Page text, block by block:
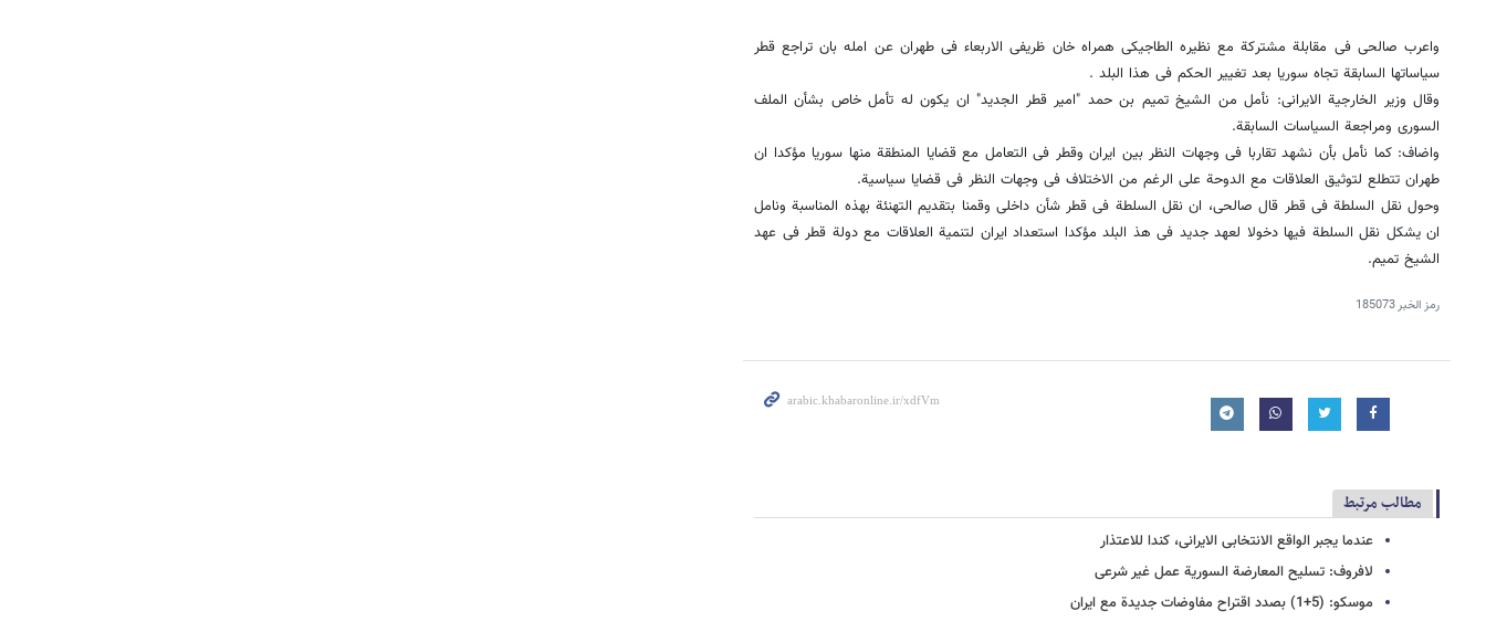
واعرب صالحی فی مقابلة مشترکة مع نظیره الطاجیکی همراه خان ظریفی الاربعاء فی طهران عن امله بان تراجع قطر
سیاساتها السابقة تجاه سوریا بعد تغییر الحکم فی هذا البلد .
وقال وزیر الخارجیة الایرانی: نأمل من الشیخ تمیم بن حمد "امیر قطر الجدید" ان یکون له تأمل خاص بشأن الملف
السوری ومراجعة السیاسات السابقة.
واضاف: کما نأمل بأن نشهد تقاربا فی وجهات النظر بین ایران وقطر فی التعامل مع قضایا المنطقة منها سوریا مؤکدا ان
طهران تتطلع لتوثیق العلاقات مع الدوحة على الرغم من الاختلاف فی وجهات النظر فی قضایا سیاسیة.
وحول نقل السلطة فی قطر قال صالحی، ان نقل السلطة فی قطر شأن داخلی وقمنا بتقدیم التهنئة بهذه المناسبة ونامل
ان یشکل نقل السلطة فیها دخولا لعهد جدید فی هذ البلد مؤکدا استعداد ایران لتنمیة العلاقات مع دولة قطر فی عهد
الشیخ تمیم.
رمز الخبر185073
مطالب مرتبط
عندما یجبر الواقع الانتخابی الایرانی، کندا للاعتذار
لافروف: تسلیح المعارضة السوریة عمل غیر شرعی
موسکو: (5+1) بصدد اقتراح مفاوضات جدیدة مع ایران